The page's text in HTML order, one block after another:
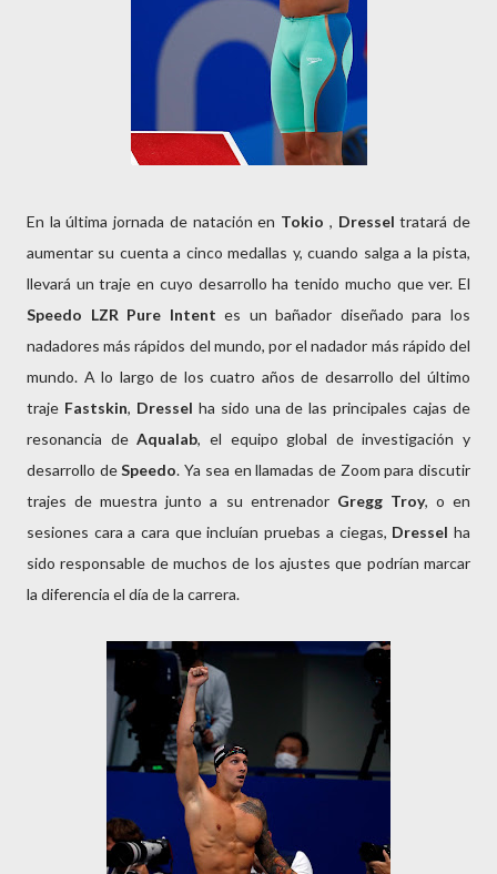
En la última jornada de natación en Tokio , Dresseltratará de
aumentar su cuenta a cinco medallas y, cuando salga a la pista,
llevará un traje en cuyo desarrollo ha tenido mucho que ver. El
Speedo LZR Pure Intent es un bañador diseñado para los
nadadores más rápidos del mundo, por el nadador más rápido del
mundo. A lo largo de los cuatro años de desarrollo del último
traje Fastskin, Dressel ha sido una de las principales cajas de
resonancia deAqualab, el equipo global de investigación y
desarrollo deSpeedo. Ya sea en llamadas de Zoom para discutir
trajes de muestra junto a su entrenadorGregg Troy, o en
sesiones cara a cara que incluían pruebas a ciegas, Dressel ha
sido responsable de muchos de los ajustes que podrían marcar
la diferencia el día de la carrera.